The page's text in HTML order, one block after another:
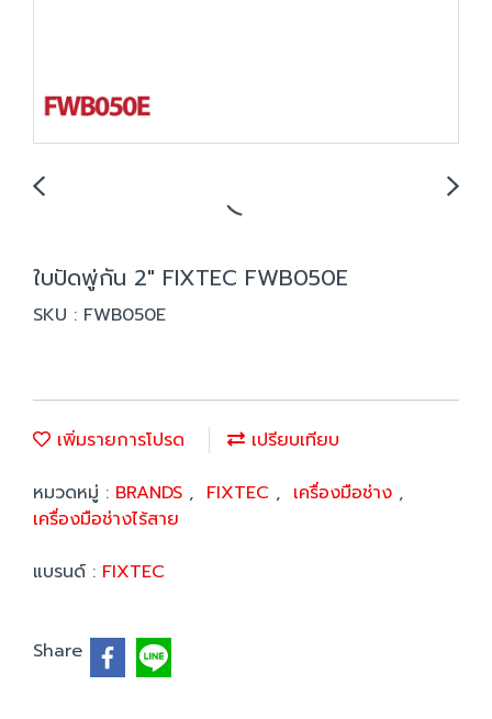
ใบปัดพู่กัน 2" FIXTEC FWB050E
SKU : FWB050E
เพิ่มรายการโปรด
เปรียบเทียบ
หมวดหมู่ : BRANDS , FIXTEC , เครื่องมือช่าง ,
เครื่องมือช่างไร้สาย
แบรนด์ : FIXTEC
Share